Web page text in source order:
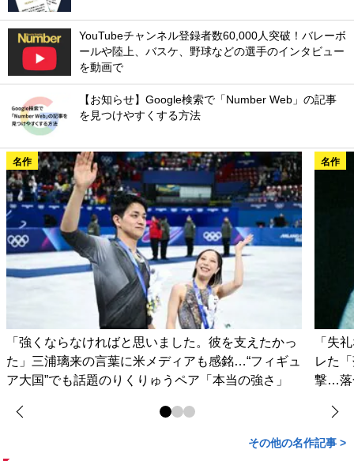
YouTubeチャンネル登録者数60,000人突破！バレーボ
ールや陸上、バスケ、野球などの選手のインタビュー
を動画で
【お知らせ】Google検索で「Number Web」の記事
を見つけやすくする方法
名作
「強くならなければと思いました。彼を支えたかっ
た」三浦璃来の言葉に米メディアも感銘…“フィギュ
ア大国”でも話題のりくりゅうペア「本当の強さ」
名作
「失
レた
撃…落
その他の名作記事 >